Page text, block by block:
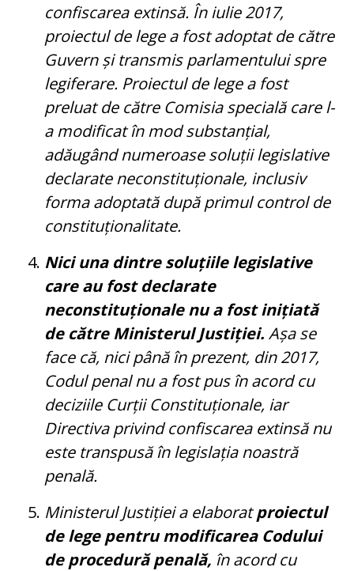
confiscarea extinsă. În iulie 2017,
proiectul de lege a fost adoptat de către
Guvern și transmis parlamentului spre
legiferare. Proiectul de lege a fost
preluat de către Comisia specială care l-
a modificat în mod substanțial,
adăugând numeroase soluții legislative
declarate neconstituționale, inclusiv
forma adoptată după primul control de
constituționalitate.
Nici una dintre soluțiile legislative
care au fost declarate
neconstituționale nu a fost inițiată
de către Ministerul Justiției. Așa se
face că, nici până în prezent, din 2017,
Codul penal nu a fost pus în acord cu
deciziile Curții Constituționale, iar
Directiva privind confiscarea extinsă nu
este transpusă în legislația noastră
penală.
Ministerul Justiției a elaboratproiectul
de lege pentru modificarea Codului
de procedură penală, în acord cu